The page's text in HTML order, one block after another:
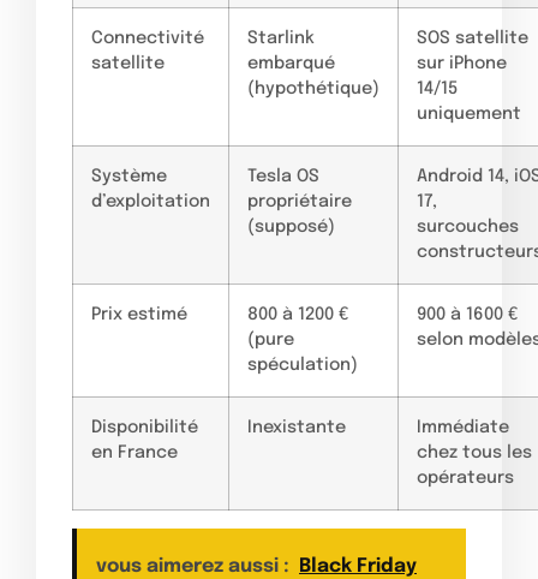
Connectivité
satellite
Starlink
embarqué
(hypothétique)
SOS satellite
sur iPhone
14/15
uniquement
Système
d’exploitation
Tesla OS
propriétaire
(supposé)
Android 14,
17,
surcouches
Prix estimé
800 à 1200 €
(pure
spéculation)
900 à 1600 €
selon
Disponibilité
en France
Inexistante
Immédiate
chez tous les
opérateurs
vous aimerez aussi :
Black Friday